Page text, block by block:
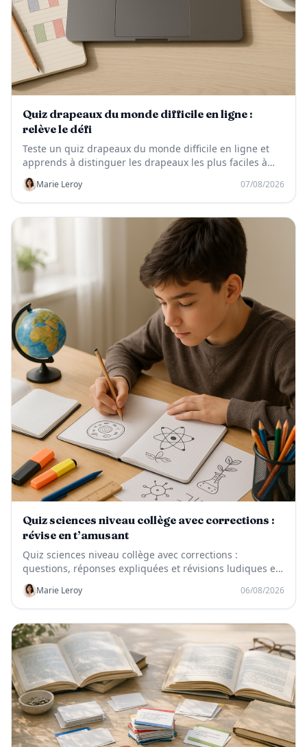
Quiz drapeaux du monde difficile en ligne :
relève le défi
Teste un quiz drapeaux du monde difficile en ligne et
apprends à distinguer les drapeaux les plus faciles à
confondre.
Marie Leroy 07/08/2026
Quiz sciences niveau collège avec corrections :
révise en t’amusant
Quiz sciences niveau collège avec corrections :
questions, réponses expliquées et révisions ludiques en
SVT, physique-chimie et technologie.
Marie Leroy 06/08/2026